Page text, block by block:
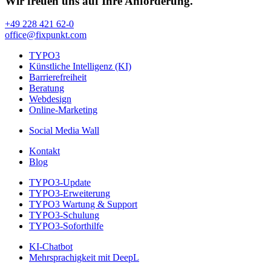
+49 228 421 62-0
office@fixpunkt.com
TYPO3
Künstliche Intelligenz (KI)
Barrierefreiheit
Beratung
Webdesign
Online-Marketing
Social Media Wall
Kontakt
Blog
TYPO3-Update
TYPO3-Erweiterung
TYPO3 Wartung & Support
TYPO3-Schulung
TYPO3-Soforthilfe
KI-Chatbot
Mehrsprachigkeit mit DeepL